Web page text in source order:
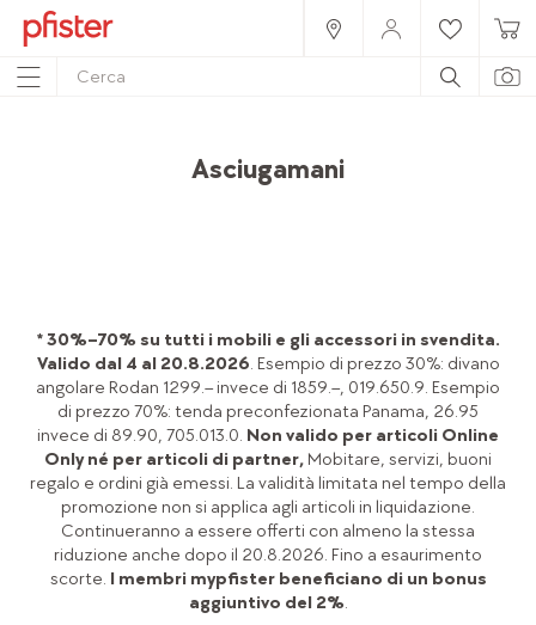
Accessori Tessili
Asciugamani
* 30%–70% su tutti i mobili e gli accessori in svendita.
Valido dal 4 al 20.8.2026. Esempio di prezzo 30%: divano
angolare Rodan 1299.– invece di 1859.–, 019.650.9. Esempio
di prezzo 70%: tenda preconfezionata Panama, 26.95
invece di 89.90, 705.013.0. Non valido per articoli Online
Only né per articoli di partner, Mobitare, servizi, buoni
regalo e ordini già emessi. La validità limitata nel tempo della
promozione non si applica agli articoli in liquidazione.
Continueranno a essere offerti con almeno la stessa
riduzione anche dopo il 20.8.2026. Fino a esaurimento
scorte. I membri mypfister beneficiano di un bonus
aggiuntivo del 2%.